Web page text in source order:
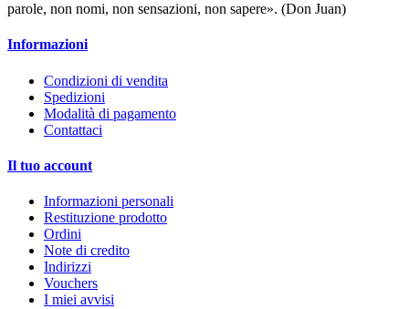
parole, non nomi, non sensazioni, non sapere». (Don Juan)
Informazioni
Condizioni di vendita
Spedizioni
Modalità di pagamento
Contattaci
Il tuo account
Informazioni personali
Restituzione prodotto
Ordini
Note di credito
Indirizzi
Vouchers
I miei avvisi